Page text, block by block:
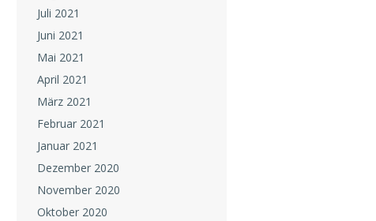
Juli 2021
Juni 2021
Mai 2021
April 2021
März 2021
Februar 2021
Januar 2021
Dezember 2020
November 2020
Oktober 2020